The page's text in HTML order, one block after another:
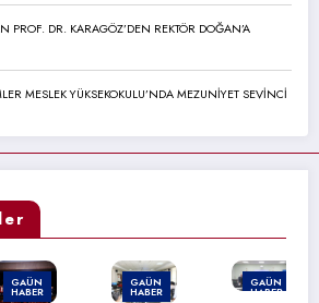
PROF. DR. KARAGÖZ’DEN REKTÖR DOĞAN’A
MESLEK YÜKSEKOKULU’NDA MEZUNİYET SEVİNCİ
GAÜN
HABER
GAÜN
HABER
GAÜN
HABER